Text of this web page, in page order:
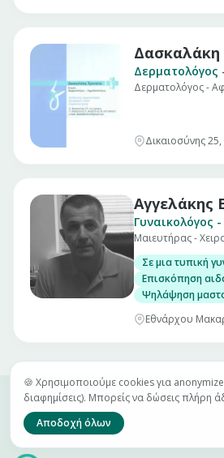
Δασκαλάκη
Δερματολόγος
Δερματολόγος -
Δικαιοσύνης
Αγγελάκης
Γυναικολόγος
Μαιευτήρας -
Σε μια τυπική
Επισκόπηση
Ψηλάψηση
Εθνάρχου
🍪 Χρησιμοποιούμε cookies για
διαφημίσεις). Μπορείς να δώσεις πλήρη
Αποδοχή όλων